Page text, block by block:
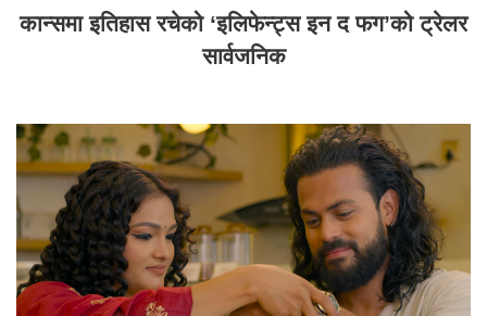
कान्समा इतिहास रचेको ‘इलिफेन्ट्स इन द फग’को ट्रेलर
सार्वजनिक